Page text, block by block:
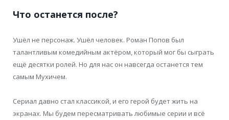
Что останется после?
Ушёл не персонаж. Ушёл человек. Роман Попов был
талантливым комедийным актёром, который мог бы сыграть
ещё десятки ролей. Но для нас он навсегда останется тем
самым Мухичем.
Сериал давно стал классикой, и его герой будет жить на
экранах. Мы будем пересматривать любимые серии и всё